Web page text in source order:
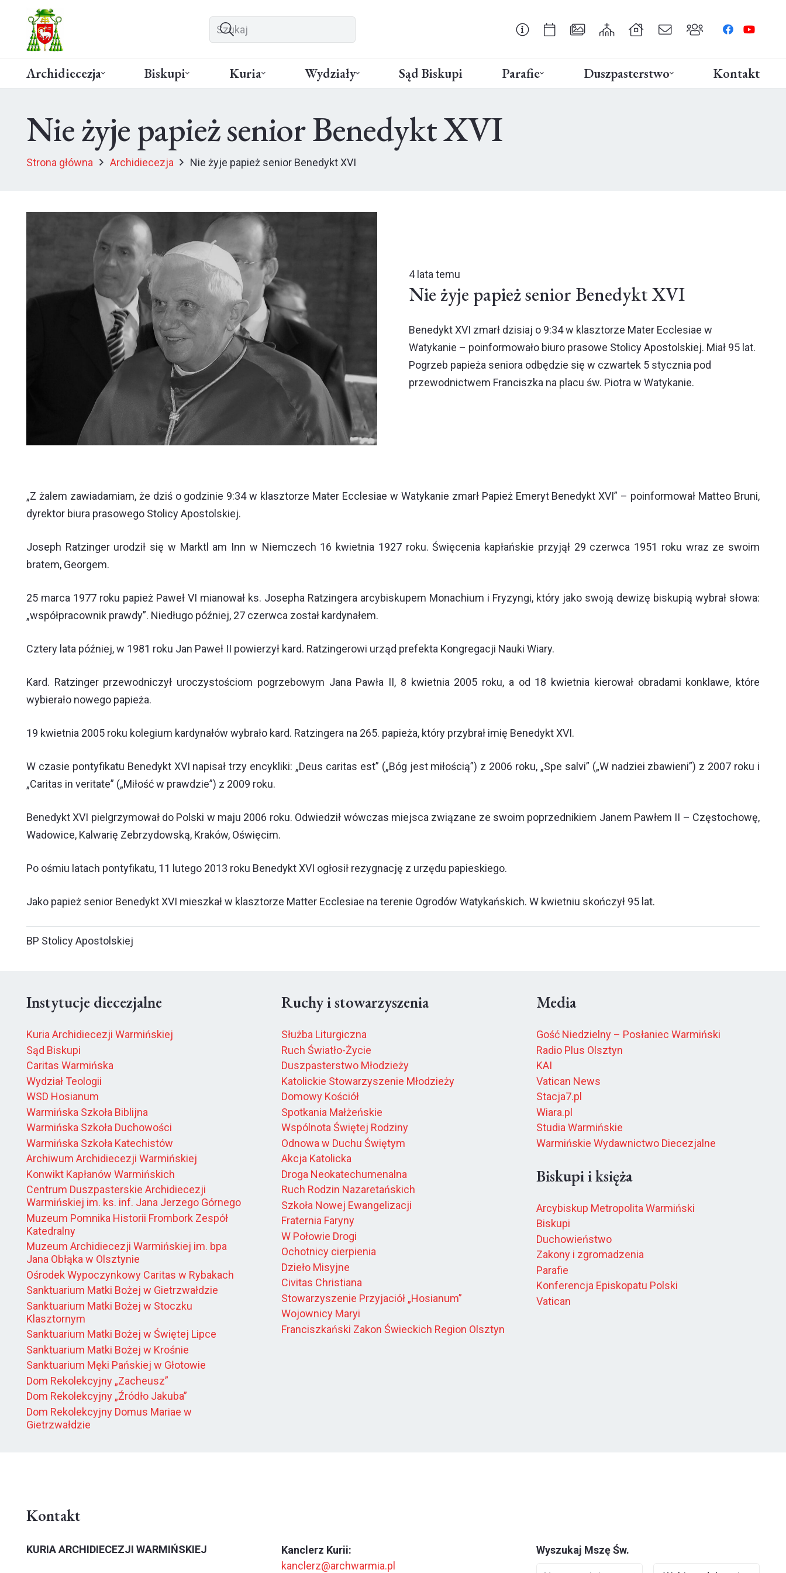
Archidiecezja Biskupi Kuria Wydziały Sąd Biskupi Parafie Duszpasterstwo Kontakt
Nie żyje papież senior Benedykt XVI
Strona główna Archidiecezja Nie żyje papież senior Benedykt XVI
4 lata temu
Nie żyje papież senior Benedykt XVI
Benedykt XVI zmarł dzisiaj o 9:34 w klasztorze Mater Ecclesiae w
Watykanie – poinformowało biuro prasowe Stolicy Apostolskiej. Miał 95 lat.
Pogrzeb papieża seniora odbędzie się w czwartek 5 stycznia pod
przewodnictwem Franciszka na placu św. Piotra w Watykanie.
„Z żalem zawiadamiam, że dziś o godzinie 9:34 w klasztorze Mater Ecclesiae w Watykanie zmarł Papież Emeryt Benedykt XVI” – poinformował Matteo Bruni,
dyrektor biura prasowego Stolicy Apostolskiej.
Joseph Ratzinger urodził się w Marktl am Inn w Niemczech 16 kwietnia 1927 roku. Święcenia kapłańskie przyjął 29 czerwca 1951 roku wraz ze swoim
bratem, Georgem.
25 marca 1977 roku papież Paweł VI mianował ks. Josepha Ratzingera arcybiskupem Monachium i Fryzyngi, który jako swoją dewizę biskupią wybrał słowa:
„współpracownik prawdy”. Niedługo później, 27 czerwca został kardynałem.
Cztery lata później, w 1981 roku Jan Paweł II powierzył kard. Ratzingerowi urząd prefekta Kongregacji Nauki Wiary.
Kard. Ratzinger przewodniczył uroczystościom pogrzebowym Jana Pawła II, 8 kwietnia 2005 roku, a od 18 kwietnia kierował obradami konklawe, które
wybierało nowego papieża.
19 kwietnia 2005 roku kolegium kardynałów wybrało kard. Ratzingera na 265. papieża, który przybrał imię Benedykt XVI.
W czasie pontyfikatu Benedykt XVI napisał trzy encykliki: „Deus caritas est” („Bóg jest miłością”) z 2006 roku, „Spe salvi” („W nadziei zbawieni”) z 2007 roku i
„Caritas in veritate” („Miłość w prawdzie”) z 2009 roku.
Benedykt XVI pielgrzymował do Polski w maju 2006 roku. Odwiedził wówczas miejsca związane ze swoim poprzednikiem Janem Pawłem II – Częstochowę,
Wadowice, Kalwarię Zebrzydowską, Kraków, Oświęcim.
Po ośmiu latach pontyfikatu, 11 lutego 2013 roku Benedykt XVI ogłosił rezygnację z urzędu papieskiego.
Jako papież senior Benedykt XVI mieszkał w klasztorze Matter Ecclesiae na terenie Ogrodów Watykańskich. W kwietniu skończył 95 lat.
BP Stolicy Apostolskiej
Instytucje diecezjalne
Kuria Archidiecezji Warmińskiej
Sąd Biskupi
Caritas Warmińska
Wydział Teologii
WSD Hosianum
Warmińska Szkoła Biblijna
Warmińska Szkoła Duchowości
Warmińska Szkoła Katechistów
Archiwum Archidiecezji Warmińskiej
Konwikt Kapłanów Warmińskich
Centrum Duszpasterskie Archidiecezji
Warmińskiej im. ks. inf. Jana Jerzego Górnego
Muzeum Pomnika Historii Frombork Zespół
Katedralny
Muzeum Archidiecezji Warmińskiej im. bpa
Jana Obłąka w Olsztynie
Ośrodek Wypoczynkowy Caritas w Rybakach
Sanktuarium Matki Bożej w Gietrzwałdzie
Sanktuarium Matki Bożej w Stoczku
Klasztornym
Sanktuarium Matki Bożej w Świętej Lipce
Sanktuarium Matki Bożej w Krośnie
Sanktuarium Męki Pańskiej w Głotowie
Dom Rekolekcyjny „Zacheusz”
Dom Rekolekcyjny „Źródło Jakuba”
Dom Rekolekcyjny Domus Mariae w
Gietrzwałdzie
Ruchy i stowarzyszenia
Służba Liturgiczna
Ruch Światło-Życie
Duszpasterstwo Młodzieży
Katolickie Stowarzyszenie Młodzieży
Domowy Kościół
Spotkania Małżeńskie
Wspólnota Świętej Rodziny
Odnowa w Duchu Świętym
Akcja Katolicka
Droga Neokatechumenalna
Ruch Rodzin Nazaretańskich
Szkoła Nowej Ewangelizacji
Fraternia Faryny
W Połowie Drogi
Ochotnicy cierpienia
Dzieło Misyjne
Civitas Christiana
Stowarzyszenie Przyjaciół „Hosianum”
Wojownicy Maryi
Franciszkański Zakon Świeckich Region Olsztyn
Media
Gość Niedzielny – Posłaniec Warmiński
Radio Plus Olsztyn
KAI
Vatican News
Stacja7.pl
Wiara.pl
Studia Warmińskie
Warmińskie Wydawnictwo Diecezjalne
Biskupi i księża
Arcybiskup Metropolita Warmiński
Biskupi
Duchowieństwo
Zakony i zgromadzenia
Parafie
Konferencja Episkopatu Polski
Vatican
Kontakt
KURIA ARCHIDIECEZJI WARMIŃSKIEJ
Kanclerz Kurii:
kanclerz@archwarmia.pl
Wyszukaj Mszę Św.